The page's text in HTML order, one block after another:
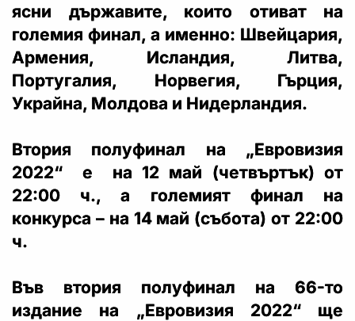
ясни държавите, които отиват на
големия финал, а именно: Швейцария,
Армения, Исландия, Литва,
Португалия, Норвегия, Гърция,
Украйна, Молдова и Нидерландия.
Втория полуфинал на „Евровизия
2022“ е на 12 май (четвъртък) от
22:00 ч., а големият финал на
конкурса – на 14 май (събота) от 22:00
ч.
Във втория полуфинал на 66-то
издание на „Евровизия 2022“ ще